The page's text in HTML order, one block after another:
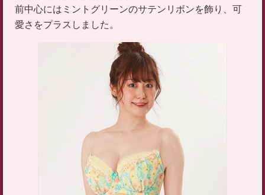
前中心にはミントグリーンのサテンリボンを飾り、可
愛さをプラスしました。